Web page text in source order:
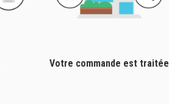
Votre commande est traitée